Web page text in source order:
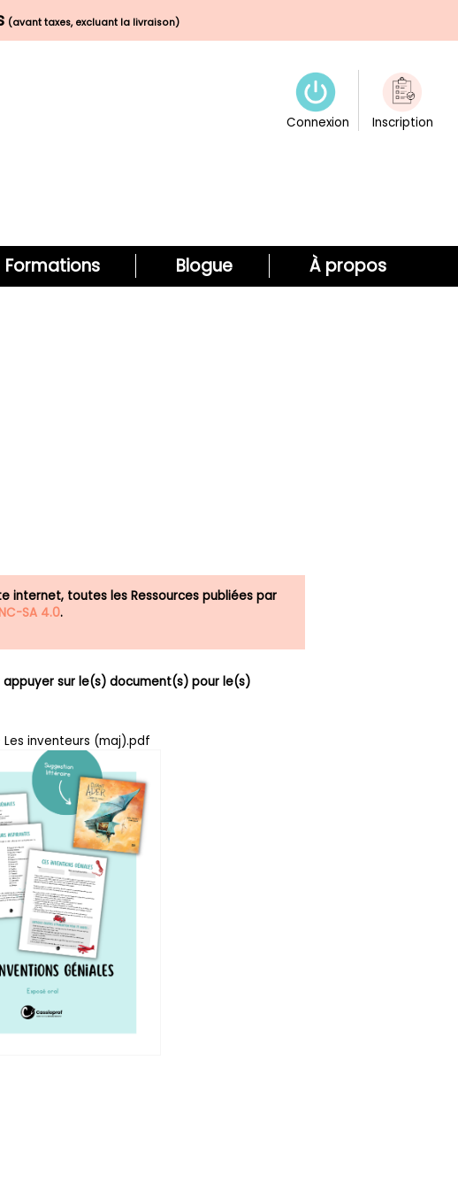
(avant taxes, excluant la livraison)
Connexion Inscription
Formations Blogue À propos
internet, toutes les Ressources publiées par
SA 4.0.
appuyer sur le(s) document(s) pour le(s)
Les inventeurs (maj).pdf